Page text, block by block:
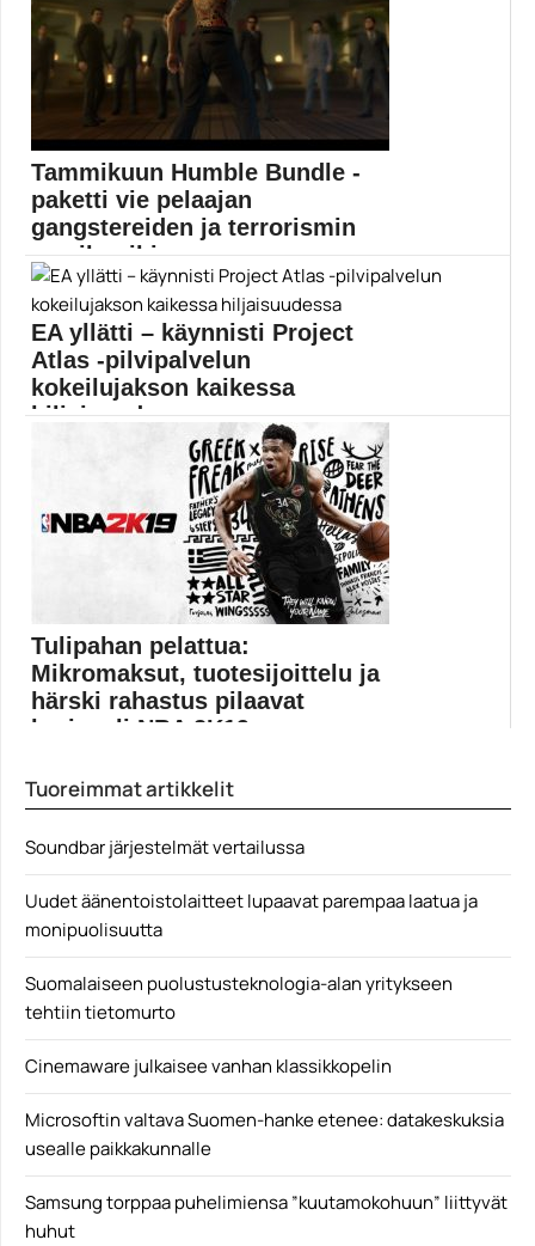
Tammikuun Humble Bundle -
paketti vie pelaajan
gangstereiden ja terrorismin
maailmoihin
Humble Bundlen tammikuisen pelipaketin
vetonauloina ovat Yakuza 0...
Humble Bundle
EA yllätti – käynnisti Project
Atlas -pilvipalvelun
kokeilujakson kaikessa
hiljaisuudessa
Electronic Arts satsaa pilvipelaamiseen Project Atlas -
Tulipahan pelattua:
Mikromaksut, tuotesijoittelu ja
härski rahastus pilaavat
korispeli NBA 2K19:n
ilmaispelattavista mobiilipeleistä aina AAA-tason
pelijulkaisuihin saakka. 2K Gamesin julkaisema NBA
ja mikromaksut onnistuvatkin pil… Lue koko artikk...
Tuoreimmat artikkelit
Soundbar järjestelmät vertailussa
Uudet äänentoistolaitteet lupaavat parempaa laatua ja
monipuolisuutta
Suomalaiseen puolustusteknologia-alan yritykseen
tehtiin tietomurto
Cinemaware julkaisee vanhan klassikkopelin
Microsoftin valtava Suomen-hanke etenee: datakeskuksia
usealle paikkakunnalle
Samsung torppaa puhelimiensa ”kuutamokohuun” liittyvät
huhut